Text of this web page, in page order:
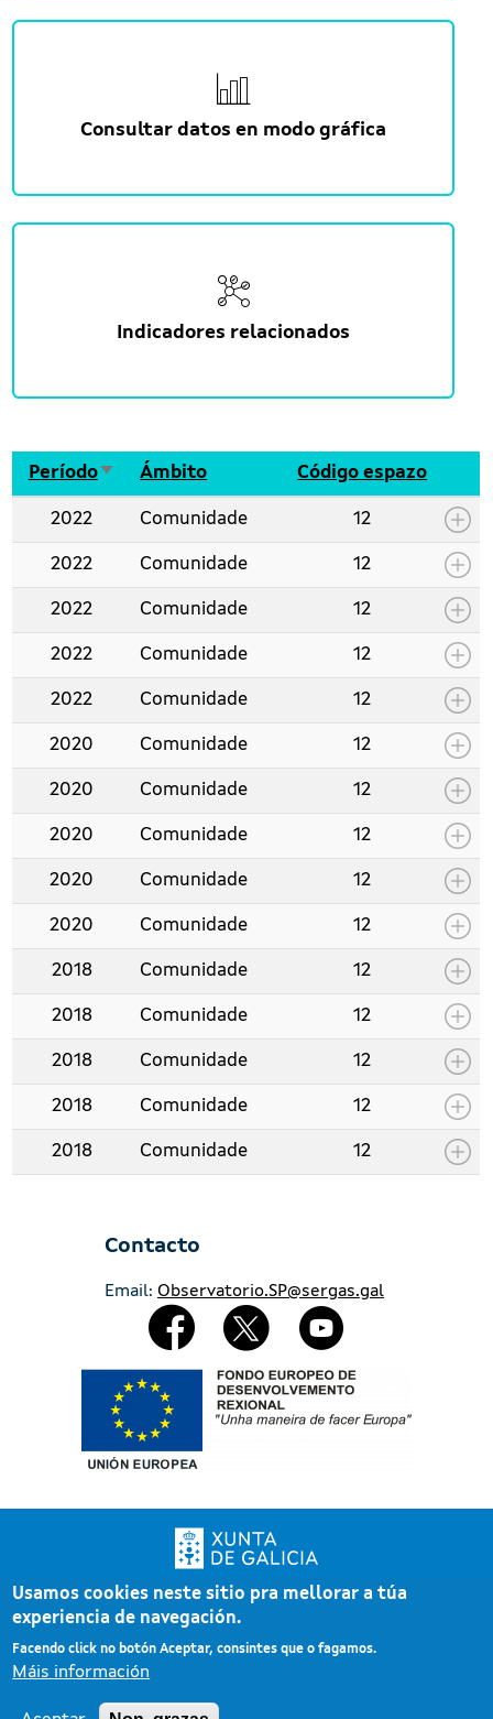
Consultar datos en modo gráfica
Indicadores relacionados
Período Ordenar de maneira ascedente
Ámbito Código espazo
2022 Comunidade 12
2022 Comunidade 12
2022 Comunidade 12
2022 Comunidade 12
2022 Comunidade 12
2020 Comunidade 12
2020 Comunidade 12
2020 Comunidade 12
2020 Comunidade 12
2020 Comunidade 12
2018 Comunidade 12
2018 Comunidade 12
2018 Comunidade 12
2018 Comunidade 12
2018 Comunidade 12
Contacto
Email: Observatorio.SP@sergas.gal
Redes Sociales
Xunta de Galicia. Información mantida e publicada pola Xunta de Galicia
Pé Atención á cidadanía
Accesibilidade
Usamos cookies neste sitio pra mellorar a túa
experiencia de navegación.
Facendo click no botón Aceptar, consintes que o fagamos.
Máis información